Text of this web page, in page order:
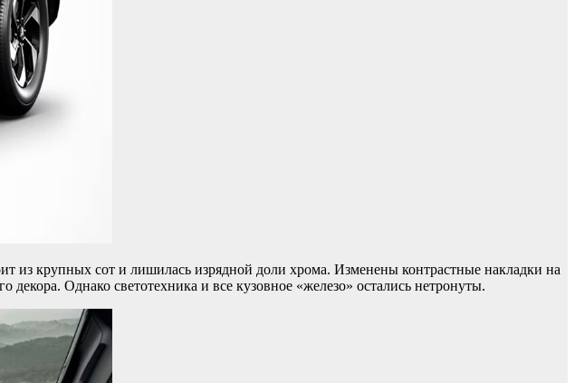
из крупных сот и лишилась изрядной доли хрома. Изменены контрастные накладки на
Однако светотехника и все кузовное «железо» остались нетронуты.